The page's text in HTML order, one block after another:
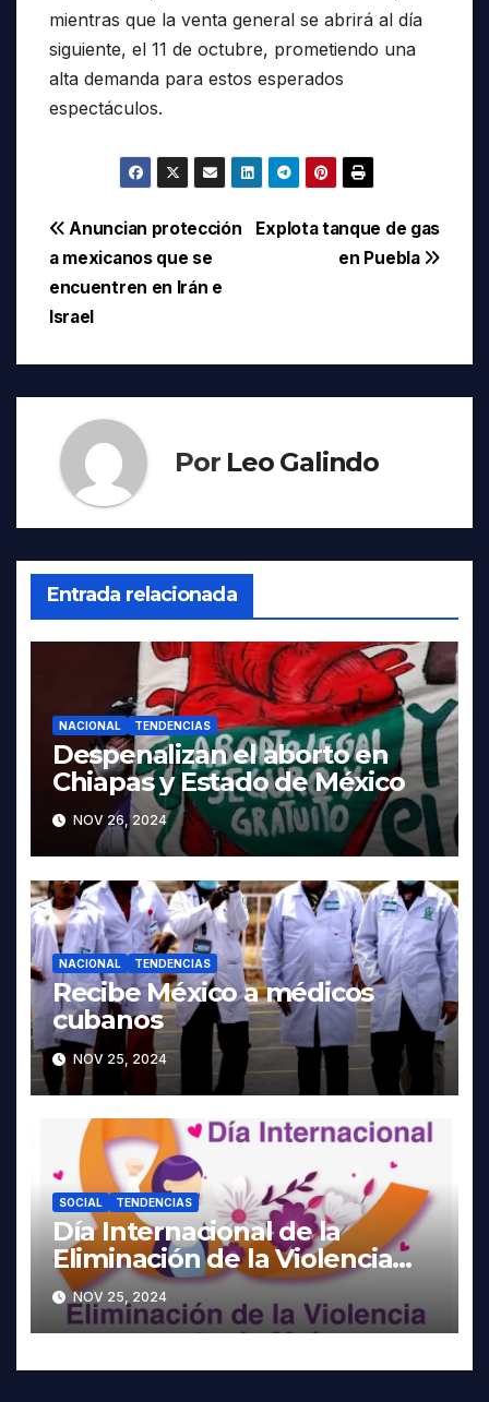
mientras que la venta general se abrirá al día
siguiente, el 11 de octubre, prometiendo una
alta demanda para estos esperados
espectáculos.
Navegación
de
entradas
Explota tanque de gas
en Puebla
Anuncian protección
a mexicanos que se
encuentren en Irán e
Israel
Por Leo Galindo
Entrada relacionada
NACIONAL TENDENCIAS
Despenalizan el aborto en
Chiapas y Estado de México
NOV 26, 2024
NACIONAL TENDENCIAS
Recibe México a médicos
cubanos
NOV 25, 2024
SOCIAL TENDENCIAS
Día Internacional de la
Eliminación de la Violencia
contra la Mujer
NOV 25, 2024